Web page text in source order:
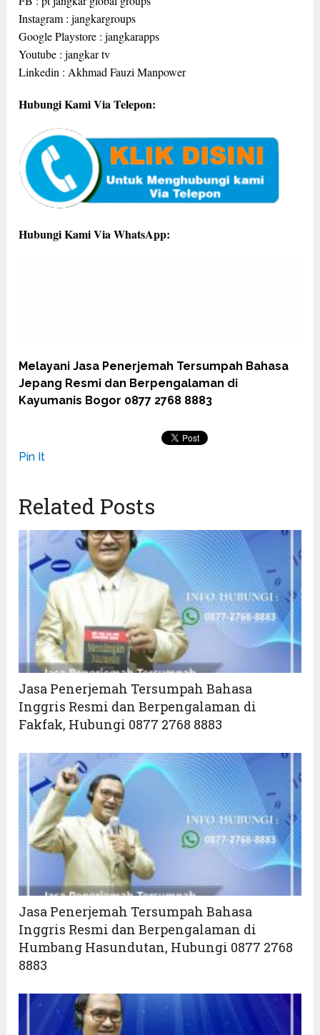
Instagram : jangkargroups
Google Playstore : jangkarapps
Youtube : jangkar tv
Linkedin : Akhmad Fauzi Manpower
Hubungi Kami Via Telepon:
Hubungi Kami Via WhatsApp:
Melayani Jasa Penerjemah Tersumpah Bahasa
Jepang Resmi dan Berpengalaman di
Kayumanis Bogor 0877 2768 8883
Pin It
Related Posts
Jasa Penerjemah Tersumpah Bahasa
Inggris Resmi dan Berpengalaman di
Fakfak, Hubungi 0877 2768 8883
Jasa Penerjemah Tersumpah Bahasa
Inggris Resmi dan Berpengalaman di
Humbang Hasundutan, Hubungi 0877 2768
8883